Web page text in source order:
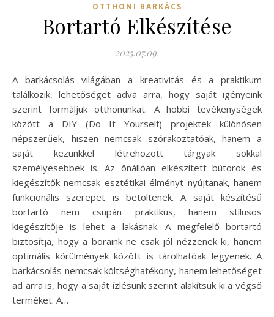
OTTHONI BARKÁCS
Bortartó Elkészítése
2025.07.09.
A barkácsolás világában a kreativitás és a praktikum
találkozik, lehetőséget adva arra, hogy saját igényeink
szerint formáljuk otthonunkat. A hobbi tevékenységek
között a DIY (Do It Yourself) projektek különösen
népszerűek, hiszen nemcsak szórakoztatóak, hanem a
saját kezünkkel létrehozott tárgyak sokkal
személyesebbek is. Az önállóan elkészített bútorok és
kiegészítők nemcsak esztétikai élményt nyújtanak, hanem
funkcionális szerepet is betöltenek. A saját készítésű
bortartó nem csupán praktikus, hanem stílusos
kiegészítője is lehet a lakásnak. A megfelelő bortartó
biztosítja, hogy a boraink ne csak jól nézzenek ki, hanem
optimális körülmények között is tárolhatóak legyenek. A
barkácsolás nemcsak költséghatékony, hanem lehetőséget
ad arra is, hogy a saját ízlésünk szerint alakítsuk ki a végső
terméket. A…